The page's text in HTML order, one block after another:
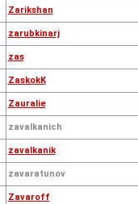
Zarikshan
zarubkinarj
zas
ZaskokK
Zauralie
zavalkanich
zavalkanik
zavaratunov
Zavaroff